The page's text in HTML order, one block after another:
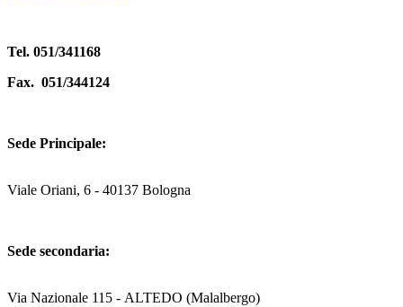
Tel. 051/341168
Fax. 051/344124
Sede Principale:
Viale Oriani, 6 - 40137 Bologna
Sede secondaria:
Via Nazionale 115 - ALTEDO (Malalbergo)